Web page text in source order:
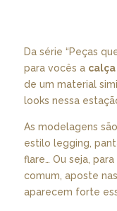
Da série “Peças
para vocês a
de um material
looks nessa
As modelagens
estilo legging,
flare… Ou seja,
comum, aposte
aparecem forte